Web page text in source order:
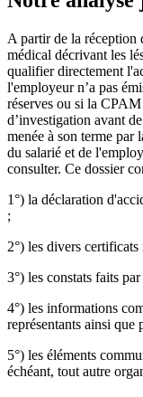
A partir de la réception
médical décrivant les
qualifier directement
l'employeur n’a pas
réserves ou si la CPAM
d’investigation avant
menée à son terme
du salarié et de
consulter. Ce dossier
1°) la déclaration
;
2°) les divers
3°) les constats faits
4°) les informations
représentants ainsi que
5°) les éléments
échéant, tout autre